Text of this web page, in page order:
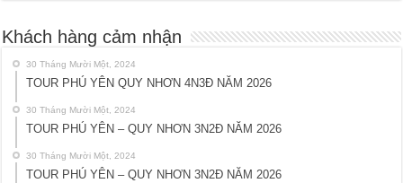
Khách hàng cảm nhận
30 Tháng Mười Một, 2024
TOUR PHÚ YÊN QUY NHƠN 4N3Đ NĂM 2026
30 Tháng Mười Một, 2024
TOUR PHÚ YÊN – QUY NHƠN 3N2Đ NĂM 2026
30 Tháng Mười Một, 2024
TOUR PHÚ YÊN – QUY NHƠN 3N2Đ NĂM 2026